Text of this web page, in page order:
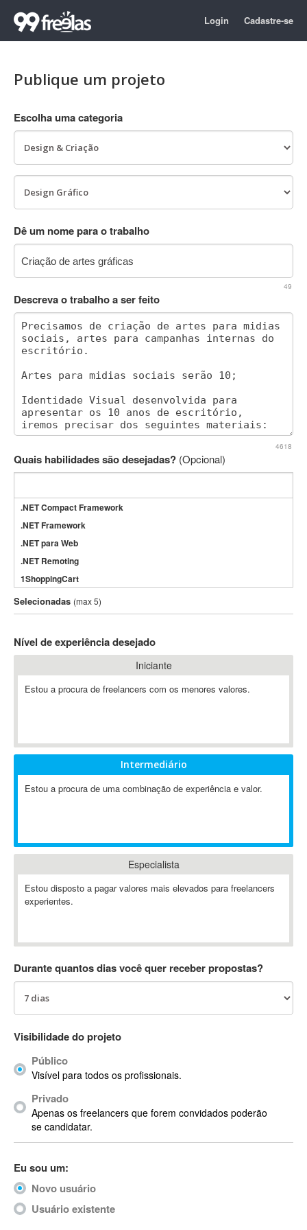
Login Cadastre-se
Publique um projeto
Escolha uma categoria
Dê um nome para o trabalho
49
Descreva o trabalho a ser feito
4618
Quais habilidades são desejadas? (Opcional)
.NET Compact Framework
.NET Framework
.NET para Web
.NET Remoting
1ShoppingCart
3DS Max
3GSM
802.11
A-GPS
ABAP
Abaqus
ABBYY FineReader
Ableton
Ableton Push
Abstract
AC3
ACID Pro
ACPI
Acrobat
Acrobat X
Acronis
ACT
Actimize
ActionScript
ActionScript 3
Selecionadas (max 5)
Nível de experiência desejado
Iniciante
Estou a procura de freelancers com os menores valores.
Intermediário
Estou a procura de uma combinação de experiência e valor.
Especialista
Estou disposto a pagar valores mais elevados para freelancers
experientes.
Durante quantos dias você quer receber propostas?
Visibilidade do projeto
Público
Visível para todos os profissionais.
Privado
Apenas os freelancers que forem convidados poderão
se candidatar.
Eu sou um:
Novo usuário
Usuário existente